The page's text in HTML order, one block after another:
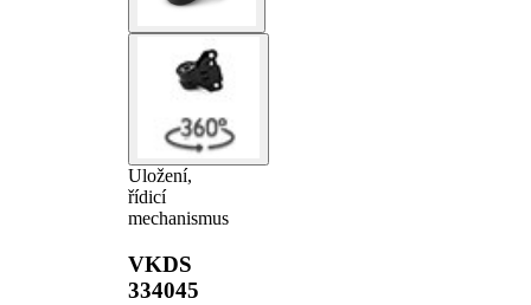
Uložení,
řídicí
mechanismus
VKDS
334045